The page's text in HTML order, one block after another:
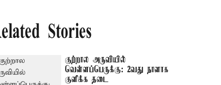
Stories
குற்றால அருவியில்
வெள்ளப்பெருக்கு: 2வது நாளாக
குளிக்க தடை